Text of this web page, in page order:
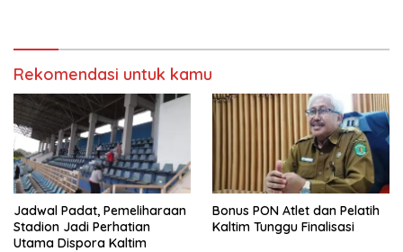
Rekomendasi untuk kamu
Jadwal Padat, Pemeliharaan
Stadion Jadi Perhatian
Utama Dispora Kaltim
Bonus PON Atlet dan Pelatih
Kaltim Tunggu Finalisasi